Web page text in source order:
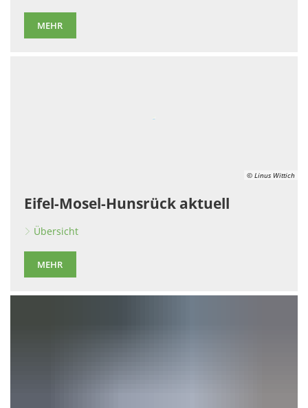
MEHR
© Linus Wittich
Eifel-Mosel-Hunsrück aktuell
Übersicht
MEHR